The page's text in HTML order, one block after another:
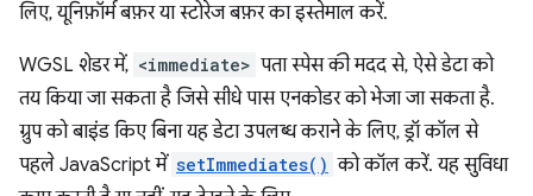
लिए, यूनिफ़ॉर्म बफ़र या स्टोरेज बफ़र का इस्तेमाल करें.
WGSL शेडर में, <immediate> पता स्पेस की मदद से, ऐसे डेटा को
तय किया जा सकता है जिसे सीधे पास एनकोडर को भेजा जा सकता है.
ग्रुप को बाइंड किए बिना यह डेटा उपलब्ध कराने के लिए, ड्रॉ कॉल से
पहले JavaScript में setImmediates() को कॉल करें. यह सुविधा